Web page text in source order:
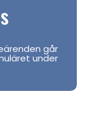
går
under